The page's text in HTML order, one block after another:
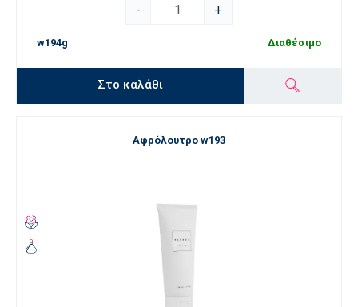
-
+
w194g Διαθέσιμο
Στο καλάθι
Αφρόλουτρο w193